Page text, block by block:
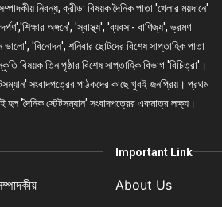
নিবন্ধ, ক্রীড়া বিষয়ক দৈনিক পাতা 'খেলার ময়দানে'
অঙ্গনে', 'স্বাস্থ্য', 'ব্যবসা- বাণিজ্য', ভ্রমণ
ভালো', 'বিনোদন', শনিবার ছোটদের বিশেষ সাপ্তাহিক পাতা
বিষয়ক তিন পৃষ্ঠার বিশেষ সাপ্তাহিক বিভাগ 'বিচিত্রা'।
সংবাদপত্রের পাঠকদের কাছে খুবই জনপ্রিয়। প্রথম
হল 'দৈনিক স্টেটসম্যান' সংবাদপত্রের একমাত্র লক্ষ্য।
Important Link
About Us